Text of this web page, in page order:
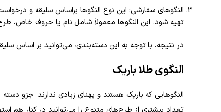
النگوهای سفارشی: این نوع النگوها براساس سلیقه و
تهیه شود. این النگوها معمولاً شامل نام یا حروف
در نتیجه، با توجه به این دسته‌بندی، می‌توانید بر اساس
النگوی طلا باریک
النگوهایی که باریک هستند و پهنای زیادی ندارند، جزو